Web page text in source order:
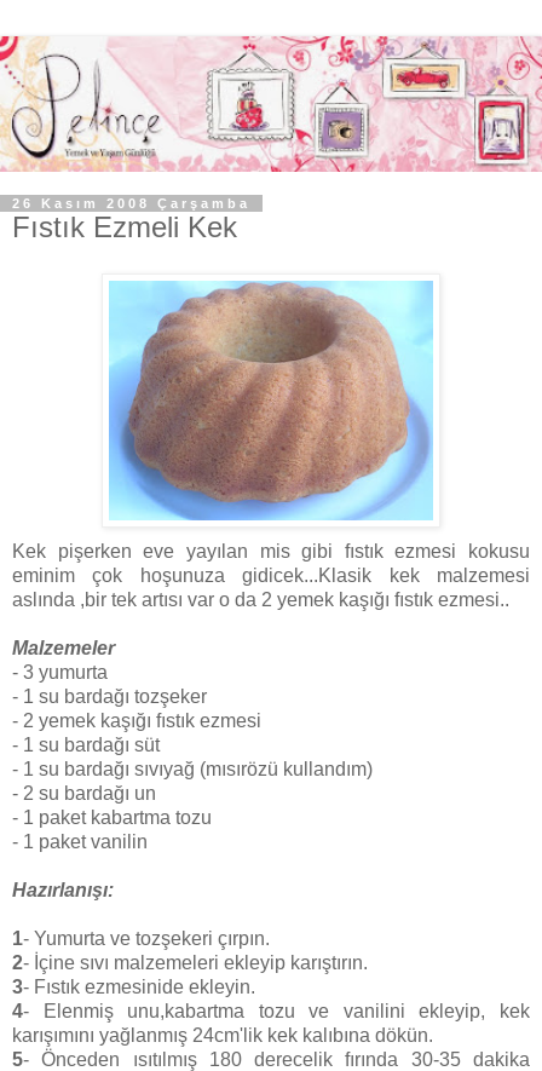
26 Kasım 2008 Çarşamba
Fıstık Ezmeli Kek
Kek pişerken eve yayılan mis gibi fıstık ezmesi kokusu
eminim çok hoşunuza gidicek...Klasik kek malzemesi
aslında ,bir tek artısı var o da 2 yemek kaşığı fıstık ezmesi..
Malzemeler
- 3 yumurta
- 1 su bardağı tozşeker
- 2 yemek kaşığı fıstık ezmesi
- 1 su bardağı süt
- 1 su bardağı sıvıyağ (mısırözü kullandım)
- 2 su bardağı un
- 1 paket kabartma tozu
- 1 paket vanilin
Hazırlanışı:
1- Yumurta ve tozşekeri çırpın.
2- İçine sıvı malzemeleri ekleyip karıştırın.
3- Fıstık ezmesinide ekleyin.
4- Elenmiş unu,kabartma tozu ve vanilini ekleyip, kek
karışımını yağlanmış 24cm'lik kek kalıbına dökün.
5- Önceden ısıtılmış 180 derecelik fırında 30-35 dakika